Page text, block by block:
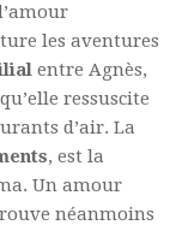
les aventures
entre Agnès,
ressuscite
d’air. La
, est la
Un amour
néanmoins